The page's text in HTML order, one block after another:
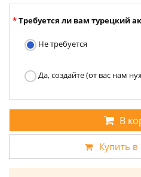
Требуется ли вам турецкий
Не требуется
Да, создайте (от вас нам
В
Купить